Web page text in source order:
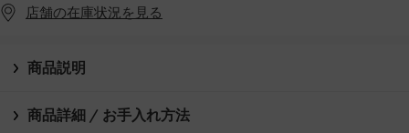
店舗の在庫状況を見る
商品説明
商品詳細 / お手入れ方法